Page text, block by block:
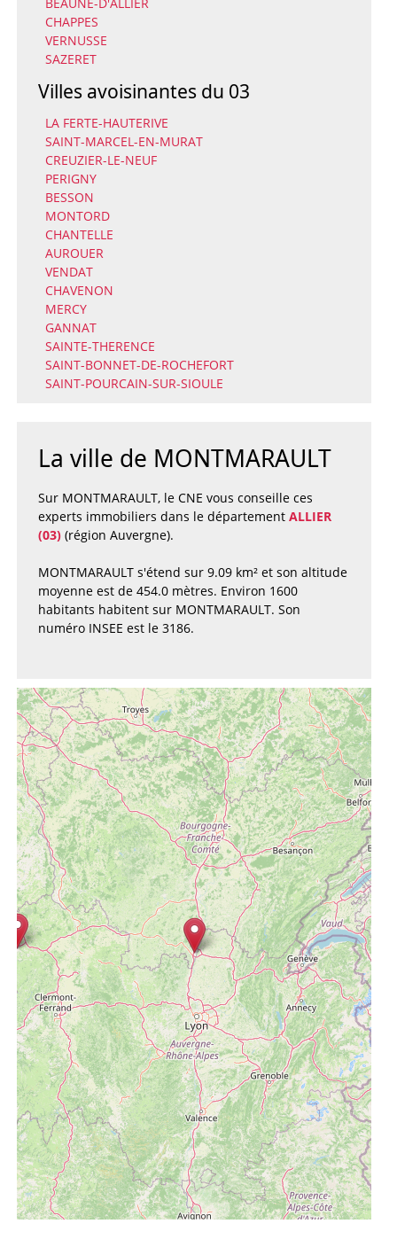
CHAPPES
VERNUSSE
SAZERET
Villes avoisinantes du 03
LA FERTE-HAUTERIVE
SAINT-MARCEL-EN-MURAT
CREUZIER-LE-NEUF
PERIGNY
BESSON
MONTORD
CHANTELLE
AUROUER
VENDAT
CHAVENON
MERCY
GANNAT
SAINTE-THERENCE
SAINT-BONNET-DE-ROCHEFORT
SAINT-POURCAIN-SUR-SIOULE
La ville de MONTMARAULT
Sur MONTMARAULT, le CNE vous conseille ces
experts immobiliers dans le département ALLIER
(03)(région Auvergne).
MONTMARAULT s'étend sur 9.09 km² et son altitude
moyenne est de 454.0 mètres. Environ 1600
habitants habitent sur MONTMARAULT. Son
numéro INSEE est le 3186.